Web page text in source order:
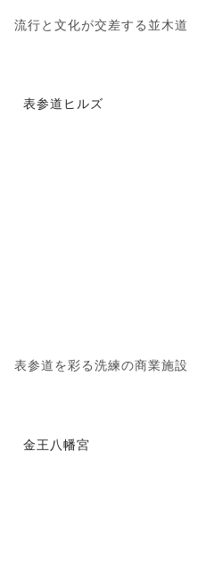
流行と文化が交差する並木道
表参道ヒルズ
表参道を彩る洗練の商業施設
金王八幡宮